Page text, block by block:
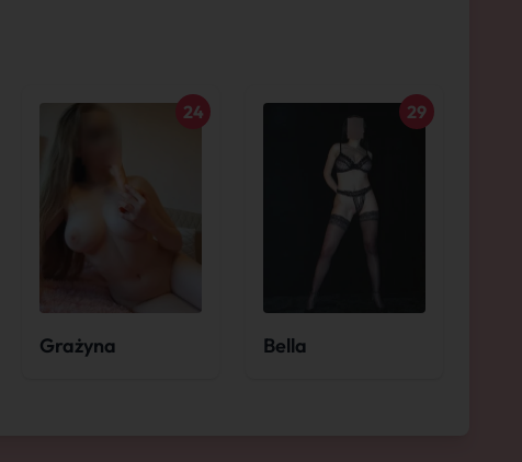
Grażyna
24
Bella
29